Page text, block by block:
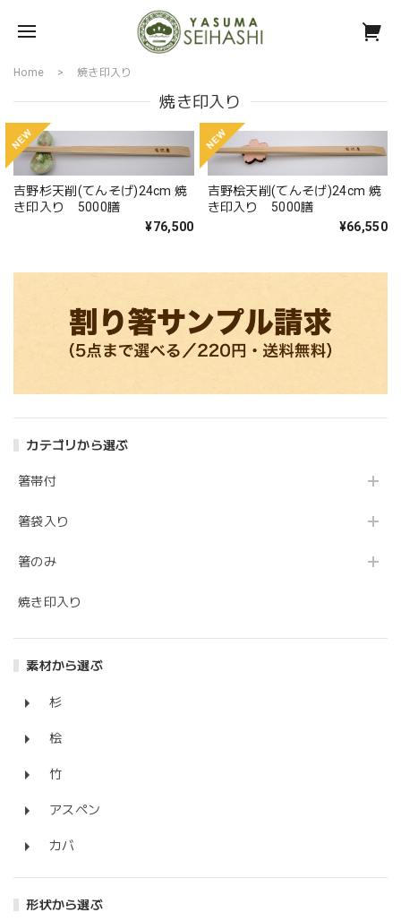
カテゴリから選ぶ
箸帯付
箸袋入り
箸のみ
焼き印入り
素材から選ぶ
杉
桧
竹
アスペン
カバ
形状から選ぶ
Home 焼き印入り
焼き印入り
吉野杉天削(てんそげ)24cm 焼
き印入り 5000膳
¥76,500
吉野桧天削(てんそげ)24cm 焼
き印入り 5000膳
¥66,550